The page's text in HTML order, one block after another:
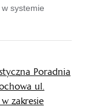
systemie
Poradnia
ul.
zakresie